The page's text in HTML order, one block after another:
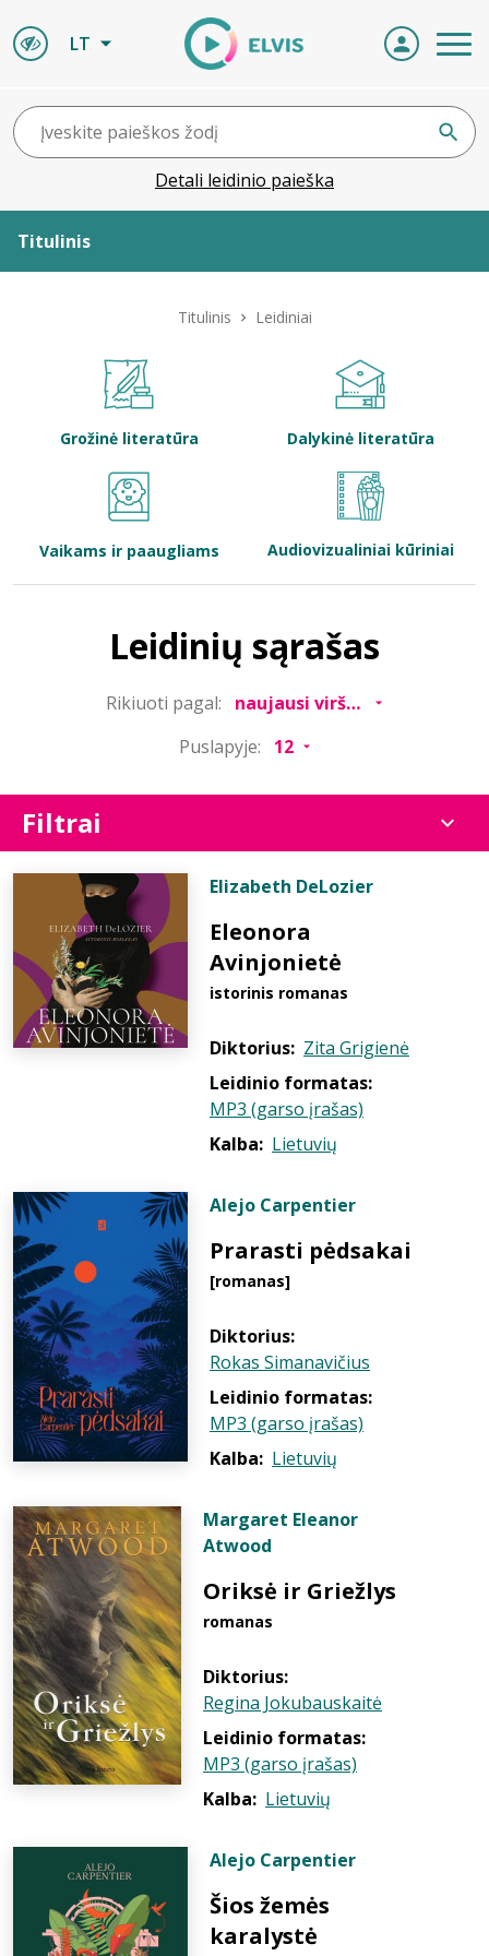
LT
Detali leidinio paieška
Titulinis
Bibliotekoms
Titulinis Leidiniai
Grožinė literatūra Dalykinė literatūra
Vaikams ir paaugliams Audiovizualiniai kūriniai
Leidinių sąrašas
Rikiuoti pagal:
Puslapyje:
Filtrai
Elizabeth DeLozier
Eleonora
Avinjonietė
istorinis romanas
Diktorius: Zita Grigienė
Leidinio formatas:
MP3 (garso įrašas)
Kalba: Lietuvių
Alejo Carpentier
Prarasti pėdsakai
[romanas]
Diktorius:
Rokas Simanavičius
Leidinio formatas:
MP3 (garso įrašas)
Kalba: Lietuvių
Margaret Eleanor
Atwood
Oriksė ir Griežlys
romanas
Diktorius:
Regina Jokubauskaitė
Leidinio formatas:
MP3 (garso įrašas)
Kalba: Lietuvių
Alejo Carpentier
Šios žemės
karalystė